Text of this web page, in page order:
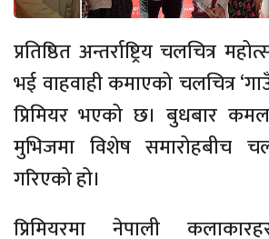
प्रतिष्ठित अन्तर्राष्ट्रिय चलचित्र
भई वाहवाही कमाएको चलचित्र
प्रिमियर भएको छ। बुधबार
मुभिजमा विशेष समारोहबीच
गरिएको हो।
प्रिमियरमा नेपाली